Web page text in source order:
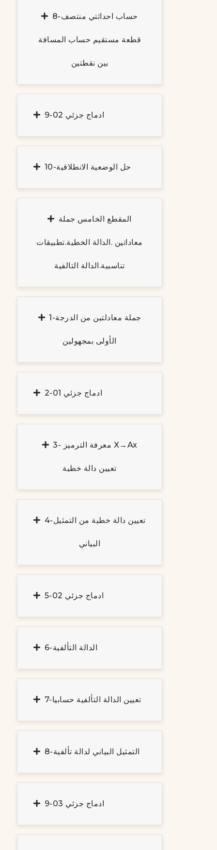
8-حساب احداثتي منتصف
قطعة مستقيم حساب المسافة
بين نقطتين
9-ادماج جزئي 02
10-حل الوضعية الانطلاقية
المقطع الخامس جملة
معاداتين .الدالة الخطية.تطبيقات
تناسبية.الدالة التالفية
1-جملة معادلتين من الدرجة
الأولى بمجهولين
2-ادماج جزئي 01
3- معرفة الترميز X→ax
تعيين دالة خطية
4-تعيين دالة خطية من التمثيل
البياني
5-ادماج جزئي 02
6-الدالة التألفية
7-تعيين الدالة التألفية حسابيا
8-التمثيل البياني لدالة تألفية
9-ادماج جزئي 03